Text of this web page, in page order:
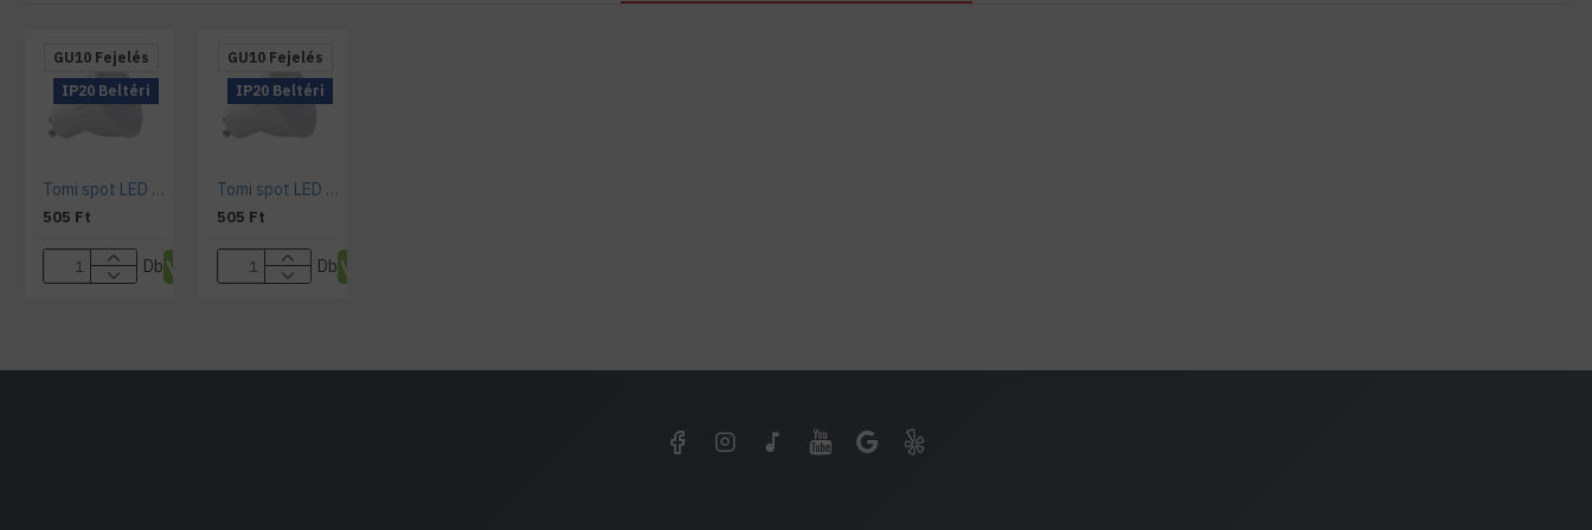
GU10 Fejelés
IP20 Beltéri
Tomi spot LED égő hideg fehér fénnyel, GU10, 1,2 W, IP20,
505 Ft
Db
GU10 Fejelés
IP20 Beltéri
Tomi spot LED égő természetes fehér fénnyel, GU10, 1,2 W, IP20,
505 Ft
Db